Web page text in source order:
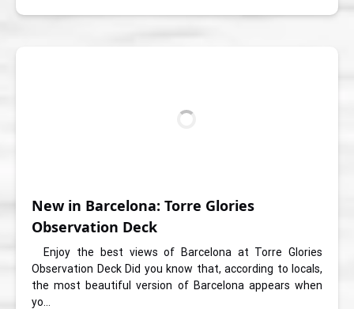
New in Barcelona: Torre Glories
Observation Deck
Enjoy the best views of Barcelona at Torre Glories
Observation Deck Did you know that, according to locals,
the most beautiful version of Barcelona appears when
yo…